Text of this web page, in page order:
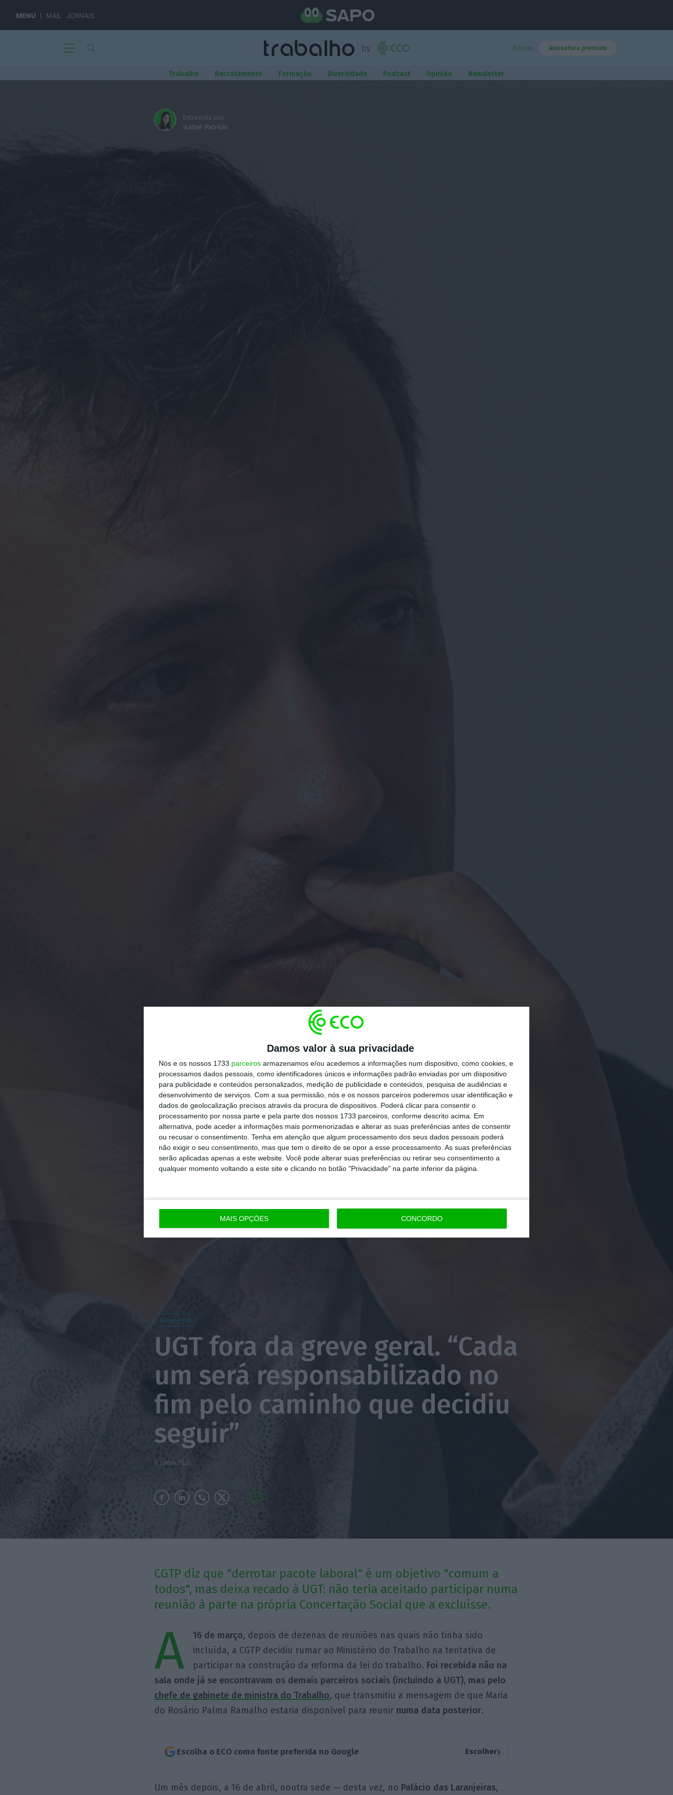
Damos valor à sua privacidade
Nós e os nossos 1733 parceiros armazenamos e/ou acedemos a informações num dispositivo, como cookies, e
processamos dados pessoais, como identificadores únicos e informações padrão enviadas por um dispositivo
para publicidade e conteúdos personalizados, medição de publicidade e conteúdos, pesquisa de audiências e
desenvolvimento de serviços. Com a sua permissão, nós e os nossos parceiros poderemos usar identificação e
dados de geolocalização precisos através da procura de dispositivos. Poderá clicar para consentir o
processamento por nossa parte e pela parte dos nossos 1733 parceiros, conforme descrito acima. Em
alternativa, pode aceder a informações mais pormenorizadas e alterar as suas preferências antes de consentir
ou recusar o consentimento. Tenha em atenção que algum processamento dos seus dados pessoais poderá
não exigir o seu consentimento, mas que tem o direito de se opor a esse processamento. As suas preferências
serão aplicadas apenas a este website. Você pode alterar suas preferências ou retirar seu consentimento a
qualquer momento voltando a este site e clicando no botão "Privacidade" na parte inferior da página.
MAIS OPÇÕES CONCORDO
MENU MAIL JORNAIS
Entrar Assinatura premium
Trabalho Recrutamento Formação Diversidade Podcast Opinião Newsletter
Entrevista por:
Isabel Patrício
Greve geral
UGT fora da greve geral. “Cada
um será responsabilizado no
fim pelo caminho que decidiu
seguir”
1 Junho 2026
CGTP diz que "derrotar pacote laboral" é um objetivo "comum a
todos", mas deixa recado à UGT: não teria aceitado participar numa
reunião à parte na própria Concertação Social que a excluísse.
A 16 de março, depois de dezenas de reuniões nas quais não tinha sido
incluída, a CGTP decidiu rumar ao Ministério do Trabalho na tentativa de
participar na construção da reforma da lei do trabalho. Foi recebida não na
sala onde já se encontravam os demais parceiros sociais (incluindo a UGT), mas pelo
chefe de gabinete de ministra doTrabalho, que transmitiu a mensagem de que Maria
do Rosário Palma Ramalho estaria disponível para reunir numa data posterior.
Escolha o ECO como fonte preferida no Google Escolher›
Um mês depois, a 16 de abril, noutra sede — desta vez, no Palácio das Laranjeiras,